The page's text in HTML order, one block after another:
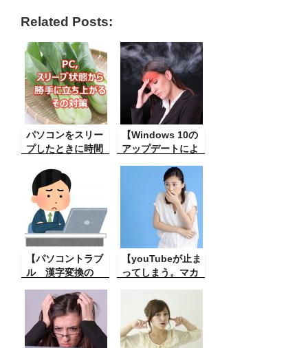
Related Posts:
パソコンをスリー
プしたときに時間
また立ち上がって
しまうトラブル対
策。
【Windows 10の
アップデートによ
くなった】 最近の
Windows 10のア
ップデートにより
前のバージョンで
使っていたソフト
が動かなくなって
しまったというこ
とがよくありま
【パソコントラブ
ル 漢字変換の
の表示がでな
い？】 何かの影響
でパソコン作業中
に漢字変換の 表示
【youTubeが止ま
ってしまう。マカ
ストの 問題につい
て】 youTube の
動画を再生中に
「マカフィー＠ウ